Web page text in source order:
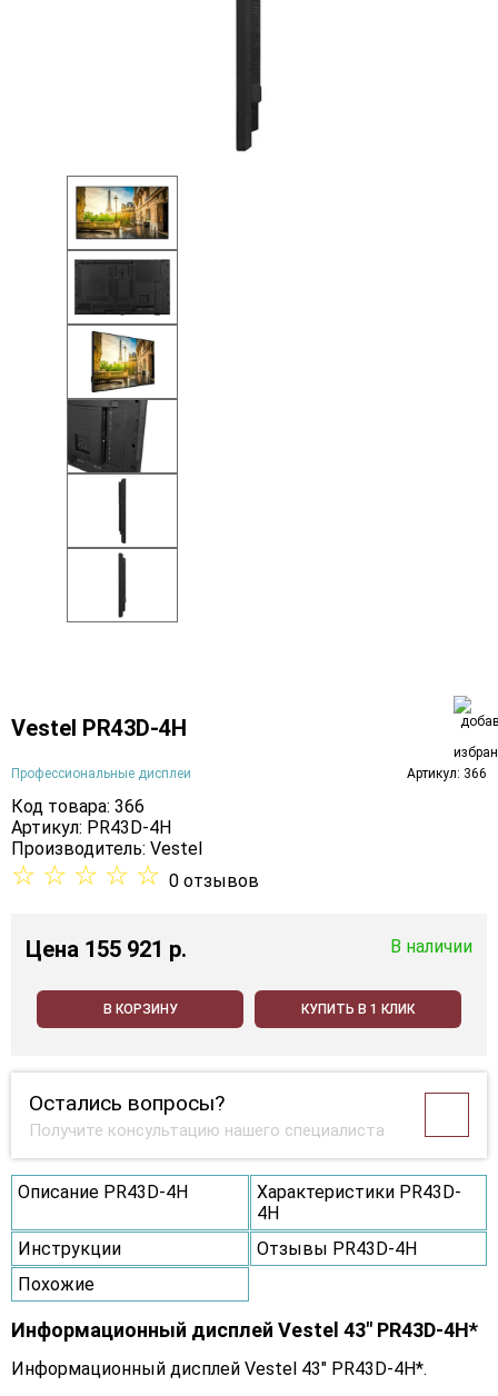
Vestel PR43D-4H
Профессиональные дисплеи Артикул: 366
Код товара: 366
Артикул: PR43D-4H
Производитель: Vestel
☆ ☆ ☆ ☆ ☆ 0 отзывов
Цена 155 921 p. В наличии
В КОРЗИНУ КУПИТЬ В 1 КЛИК
Остались вопросы?
Получите консультацию нашего специалиста
Описание PR43D-4H
Характеристики PR43D-
4H
Инструкции
Отзывы PR43D-4H
Похожие
Информационный дисплей Vestel 43" PR43D-4H*
Информационный дисплей Vestel 43" PR43D-4H*.